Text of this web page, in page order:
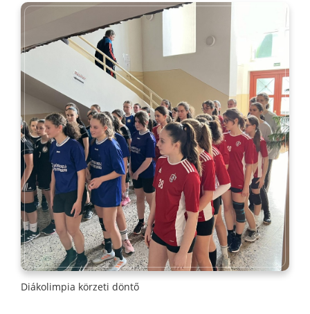
Diákolimpia körzeti döntő